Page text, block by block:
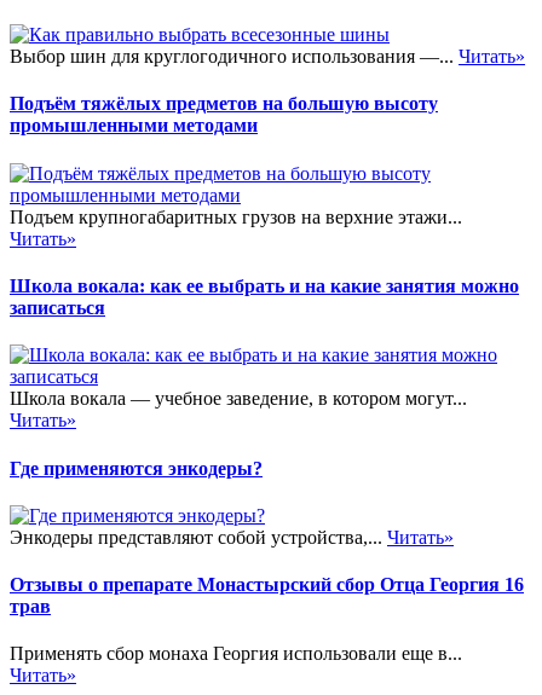
Выбор шин для круглогодичного использования —... Читать»
Подъём тяжёлых предметов на большую высоту
промышленными методами
Подъем крупногабаритных грузов на верхние этажи...
Читать»
Школа вокала: как ее выбрать и на какие занятия можно
записаться
Школа вокала — учебное заведение, в котором могут...
Читать»
Где применяются энкодеры?
Энкодеры представляют собой устройства,... Читать»
Отзывы о препарате Монастырский сбор Отца Георгия 16
трав
Применять сбор монаха Георгия использовали еще в...
Читать»